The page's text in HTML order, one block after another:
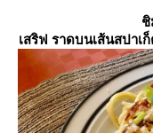
ชิ
เสริฟ ราดบนเส้นสปา